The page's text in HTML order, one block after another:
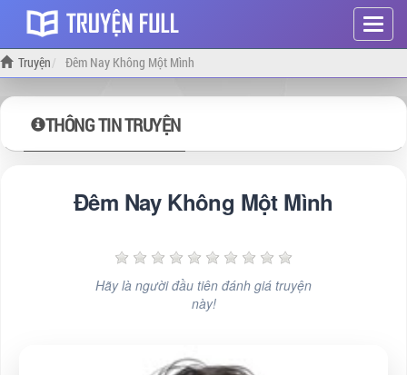
Hiện
menu
Truyện Đêm Nay Không Một Mình
THÔNG TIN TRUYỆN
Đêm Nay Không Một Mình
Hãy là người đầu tiên đánh giá truyện
này!